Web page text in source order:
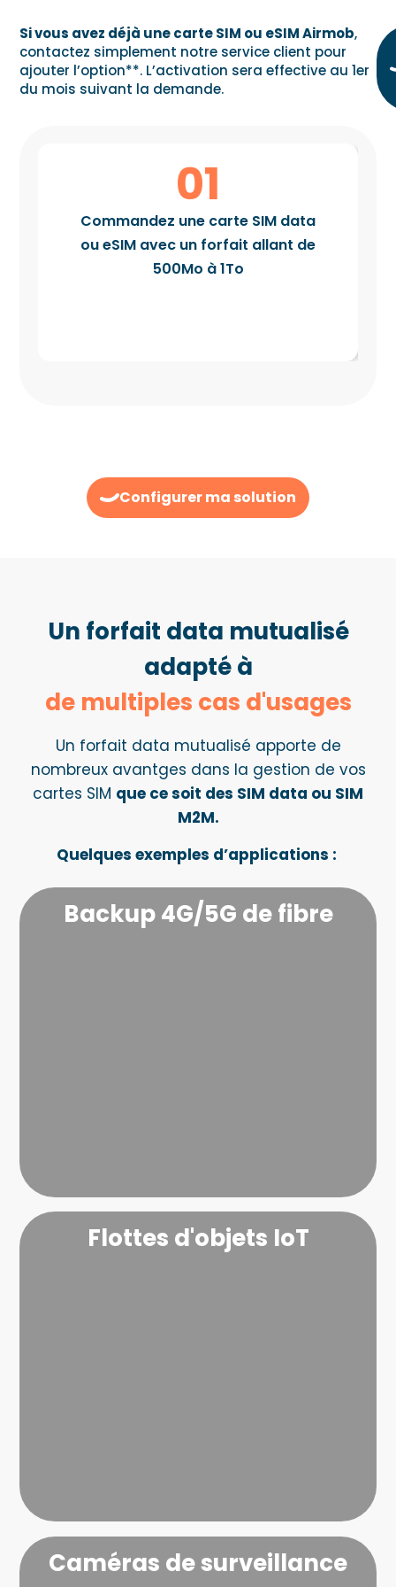
Si vous avez déjà une carte SIM ou eSIMAirmob,
contactez simplement notre service client pour
ajouter l’option**. L’activation sera effective au 1er
du mois suivant la demande.
01
Commandez une carte SIM data
ou eSIM avec un forfait allant de
500Mo à 1To
Configurer ma solution
Un forfait data mutualisé
adapté à
de multiples cas d'usages
Un forfait data mutualisé apporte de
nombreux avantges dans la gestion de vos
cartes SIM que ce soit des SIM data ou SIM
M2M.
Quelques exemples d’applications :
Backup 4G/5G de fibre
Flottes d'objets IoT
Caméras de surveillance